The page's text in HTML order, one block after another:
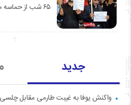
۶۵ شب از حماسه مهدیشهری ها گذشت
جدید
واکنش یوفا به غیبت طارمی مقابل چلسی